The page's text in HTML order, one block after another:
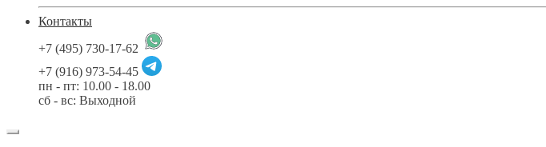
Контакты
+7 (495) 730-17-62
+7 (916) 973-54-45
пн - пт: 10.00 - 18.00
сб - вс: Выходной